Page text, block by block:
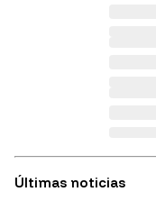
Últimas noticias